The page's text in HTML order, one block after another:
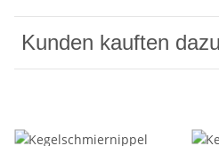
Kunden kauften